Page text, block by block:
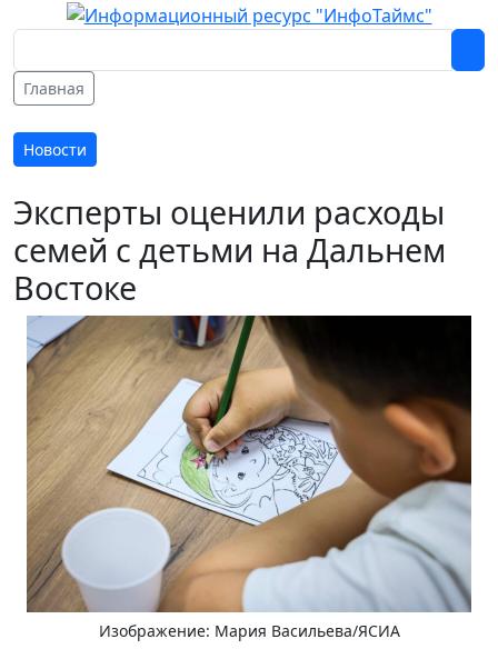
Главная
Новости
Эксперты оценили расходы
семей с детьми на Дальнем
Востоке
Изображение: Мария Васильева/ЯСИА